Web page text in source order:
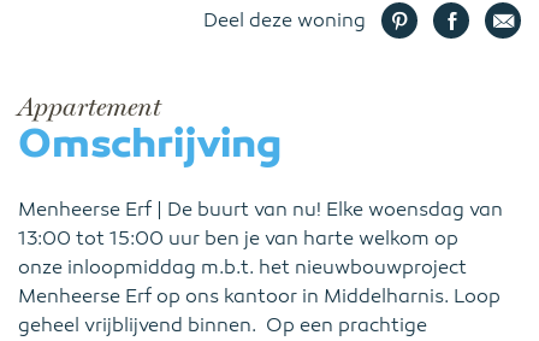
Deel deze woning
Appartement
Omschrijving
Menheerse Erf | De buurt van nu! Elke woensdag van
13:00 tot 15:00 uur ben je van harte welkom op
onze inloopmiddag m.b.t. het nieuwbouwproject
Menheerse Erf op ons kantoor in Middelharnis. Loop
geheel vrijblijvend binnen. Op een prachtige